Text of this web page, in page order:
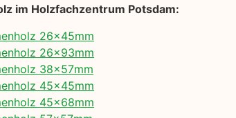
im Holzfachzentrum Potsdam:
26x45mm
26x93mm
38x57mm
45x45mm
45x68mm